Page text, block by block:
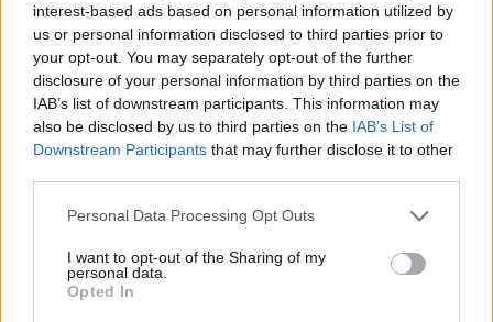
interest-based ads based on personal information utilized by
us or personal information disclosed to third parties prior to
your opt-out. You may separately opt-out of the further
disclosure of your personal information by third parties on the
IAB’s list of downstream participants. This information may
also be disclosed by us to third parties on the IAB’s List of
Downstream Participants that may further disclose it to other
Personal Data Processing Opt Outs
I want to opt-out of the Sharing of my
personal data.
Opted In
5 kora tavaszi védett vadvirág,
melyekkel száraz gyepeken
találkozhatunk
Pribéli Levente
Itt a tavasz: egyre több gólyát
látni!